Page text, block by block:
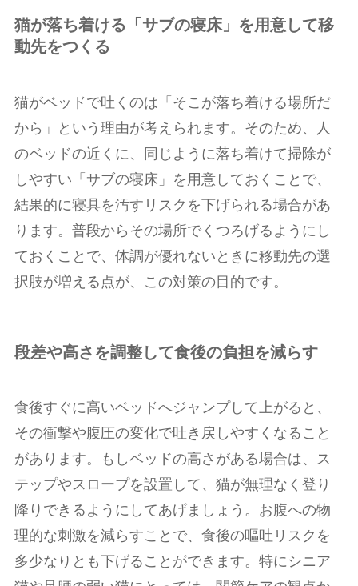
猫が落ち着ける「サブの寝床」を用意して移
動先をつくる
猫がベッドで吐くのは「そこが落ち着ける場所だ
から」という理由が考えられます。そのため、人
のベッドの近くに、同じように落ち着けて掃除が
しやすい「サブの寝床」を用意しておくことで、
結果的に寝具を汚すリスクを下げられる場合があ
ります。普段からその場所でくつろげるようにし
ておくことで、体調が優れないときに移動先の選
択肢が増える点が、この対策の目的です。
段差や高さを調整して食後の負担を減らす
食後すぐに高いベッドへジャンプして上がると、
その衝撃や腹圧の変化で吐き戻しやすくなること
があります。もしベッドの高さがある場合は、ス
テップやスロープを設置して、猫が無理なく登り
降りできるようにしてあげましょう。お腹への物
理的な刺激を減らすことで、食後の嘔吐リスクを
多少なりとも下げることができます。特にシニア